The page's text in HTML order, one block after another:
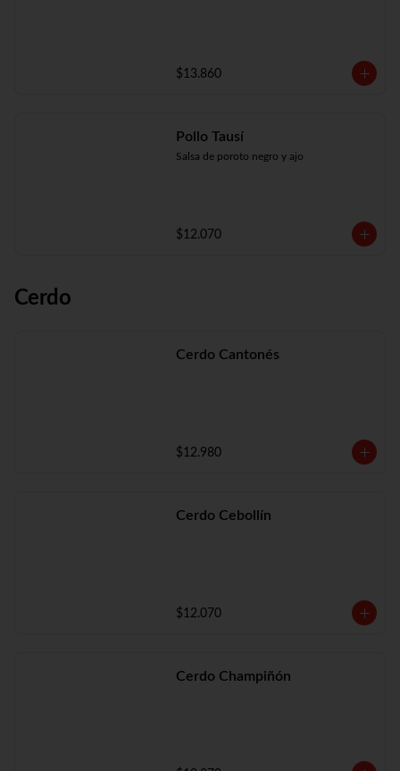
$13.860
Pollo Tausí
Salsa de poroto negro y ajo
$12.070
Cerdo
Cerdo Cantonés
$12.980
Cerdo Cebollín
$12.070
Cerdo Champiñón